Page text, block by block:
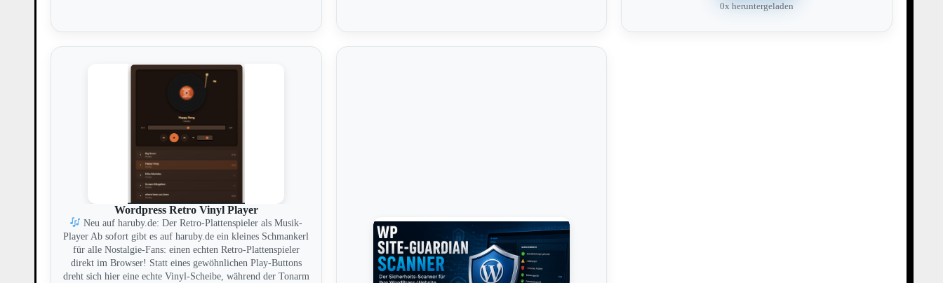
0x heruntergeladen
Wordpress Retro Vinyl Player
Neu auf haruby.de: Der Retro-Plattenspieler als Musik-
Player Ab sofort gibt es auf haruby.de ein kleines Schmankerl
für alle Nostalgie-Fans: einen echten Retro-Plattenspieler
direkt im Browser! Statt eines gewöhnlichen Play-Buttons
dreht sich hier eine echte Vinyl-Scheibe, während der Tonarm